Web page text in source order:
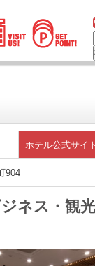
ホテル公式サイ
904
ネス・観